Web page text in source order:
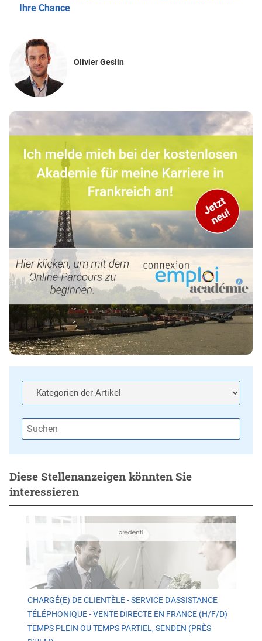
Ihre Chance
Olivier Geslin
Diese Stellenanzeigen könnten Sie
interessieren
CHARGÉ(E) DE CLIENTÈLE - SERVICE D'ASSISTANCE
TÉLÉPHONIQUE - VENTE DIRECTE EN FRANCE (H/F/D)
TEMPS PLEIN OU TEMPS PARTIEL, SENDEN (PRÈS